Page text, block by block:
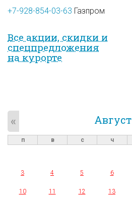
+7-928-854-03-63 Газпром
Все акции, скидки и
спец­предложе­ния
на курорте
Август
«
п в с ч
3 4 5 6
10 11 12 13